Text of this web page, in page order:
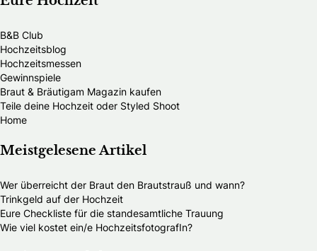
B&B Club
Hochzeitsblog
Hochzeitsmessen
Gewinnspiele
Braut & Bräutigam Magazin kaufen
Teile deine Hochzeit oder Styled Shoot
Home
Meistgelesene Artikel
Wer überreicht der Braut den Brautstrauß und wann?
Trinkgeld auf der Hochzeit
Eure Checkliste für die standesamtliche Trauung
Wie viel kostet ein/e HochzeitsfotografIn?